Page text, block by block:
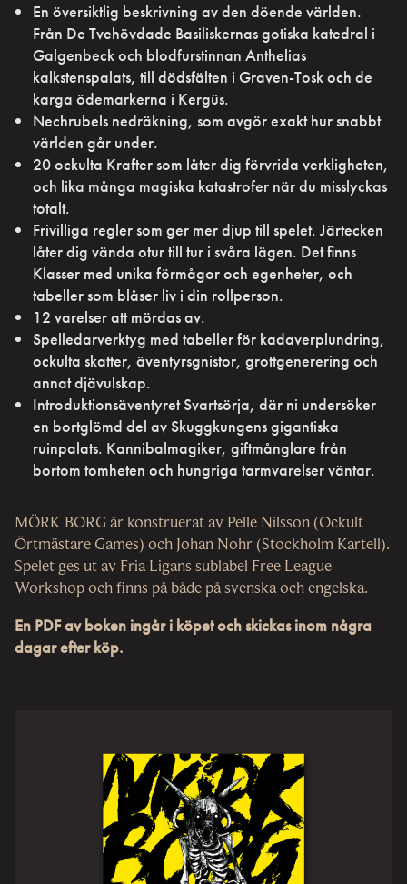
En översiktlig beskrivning av den döende världen.
Från De Tvehövdade Basiliskernas gotiska katedral i
Galgenbeck och blodfurstinnan Anthelias
kalkstenspalats, till dödsfälten i Graven-Tosk och de
karga ödemarkerna i Kergüs.
Nechrubels nedräkning, som avgör exakt hur snabbt
världen går under.
20 ockulta Krafter som låter dig förvrida verkligheten,
och lika många magiska katastrofer när du misslyckas
totalt.
Frivilliga regler som ger mer djup till spelet. Järtecken
låter dig vända otur till tur i svåra lägen. Det finns
Klasser med unika förmågor och egenheter, och
tabeller som blåser liv i din rollperson.
12 varelser att mördas av.
Spelledarverktyg med tabeller för kadaverplundring,
ockulta skatter, äventyrsgnistor, grottgenerering och
annat djävulskap.
Introduktionsäventyret Svartsörja, där ni undersöker
en bortglömd del av Skuggkungens gigantiska
ruinpalats. Kannibalmagiker, giftmånglare från
bortom tomheten och hungriga tarmvarelser väntar.
MÖRK BORG är konstruerat av Pelle Nilsson (Ockult
Örtmästare Games) och Johan Nohr (Stockholm Kartell).
Spelet ges ut av Fria Ligans sublabel Free League
Workshop och finns på både på svenska och engelska.
En PDF av boken ingår i köpet och skickas inom några
dagar efter köp.